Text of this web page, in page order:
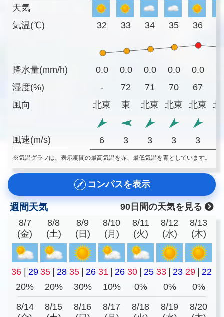
天気
気温(℃)
降水量(mm/h)
湿度(%)
風向
風速(m/s)
32 33 34 35 36
0.0 0.0 0.0 0.0 0.0
-
72 71 70 67
北東
東 北東 北東 北東 北
6 3 3 3 3
※気温グラフは、表示期間の最高気温を赤、最低気温を青としています。
コンパスを表示
週間天気
90日間の天気を見る
8/7
(金)
8/8
(土)
8/9
(日)
8/10
(月)
8/11
(火)
8/12
(水)
8/13
(木)
36 | 29 35 | 28 35 | 26 31 | 26 30 | 25 33 | 23 29 | 22
20%
20% 30% 10% 0% 0% 0%
8/14
8/15
8/16
8/17
8/18
8/19
8/20